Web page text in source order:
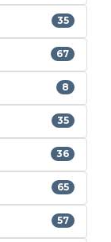
35
67
8
35
36
65
57